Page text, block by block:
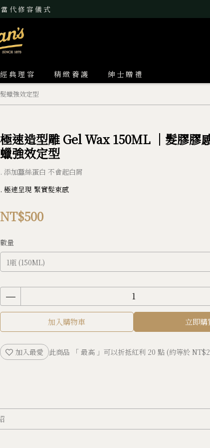
代 修 容 儀 式
經 典 理 容 精 緻 養 護 紳 士 贈 禮
蠟強效定型
極速造型雕 Gel Wax 150ML ｜髮膠膠
蠟強效定型
. 添加蠶絲蛋白 不會起白屑
. 極速呈現 緊實髮束感
NT$500
數量
加入購物車 立即購
加入最愛 此商品 「 最高 」可以折抵紅利 20 點 (約等於